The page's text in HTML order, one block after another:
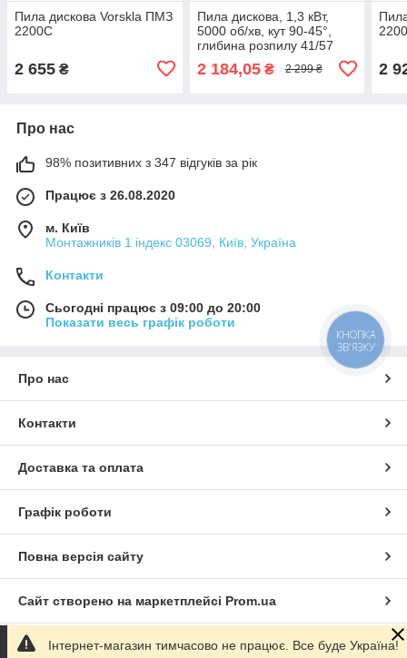
Пила дискова Vorskla ПМЗ
2200С
2 655 ₴
Пила дискова, 1,3 кВт,
5000 об/хв, кут 90-45°,
глибина розпилу 41/57
INTERTOOL DT-0613
2 184,05₴ 2 299 ₴ 2
Про нас
98% позитивних з 347 відгуків за рік
Працює з 26.08.2020
м. Київ
Монтажників 1 індекс 03069, Київ, Україна
Контакти
Сьогодні працює з 09:00 до 20:00
Показати весь графік роботи
Про нас
Контакти
Доставка та оплата
Графік роботи
Повна версія сайту
Сайт створено на маркетплейсі Prom.ua
Політика конфіденційності
Інтернет-магазин тимчасово не працює. Все буде Україна!
КНОПКА
ЗВ'ЯЗКУ